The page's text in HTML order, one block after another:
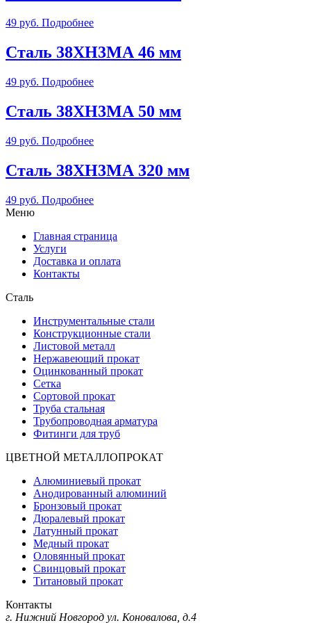
49 руб. Подробнее
Сталь 38ХН3МА 46 мм
49 руб. Подробнее
Сталь 38ХН3МА 50 мм
49 руб. Подробнее
Сталь 38ХН3МА 320 мм
49 руб. Подробнее
Меню
Главная страница
Услуги
Доставка и оплата
Контакты
Сталь
Инструментальные стали
Конструкционные стали
Листовой металл
Нержавеющий прокат
Оцинкованный прокат
Сетка
Сортовой прокат
Труба стальная
Трубопроводная арматура
Фитинги для труб
ЦВЕТНОЙ МЕТАЛЛОПРОКАТ
Алюминиевый прокат
Анодированный алюминий
Бронзовый прокат
Дюралевый прокат
Латунный прокат
Медный прокат
Оловянный прокат
Свинцовый прокат
Титановый прокат
Контакты
г. Нижний Новгород ул. Коновалова, д.4